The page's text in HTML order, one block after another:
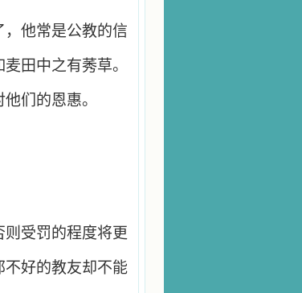
他常是公教的信
田中之有莠草。
们的恩惠。
受罚的程度将更
不好的教友却不能